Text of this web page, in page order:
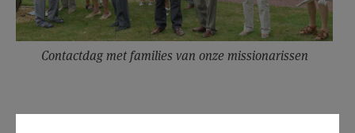
Contactdag met families van onze missionarissen